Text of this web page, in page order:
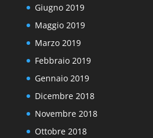
Giugno 2019
Maggio 2019
Marzo 2019
Febbraio 2019
Gennaio 2019
Dicembre 2018
Novembre 2018
Ottobre 2018